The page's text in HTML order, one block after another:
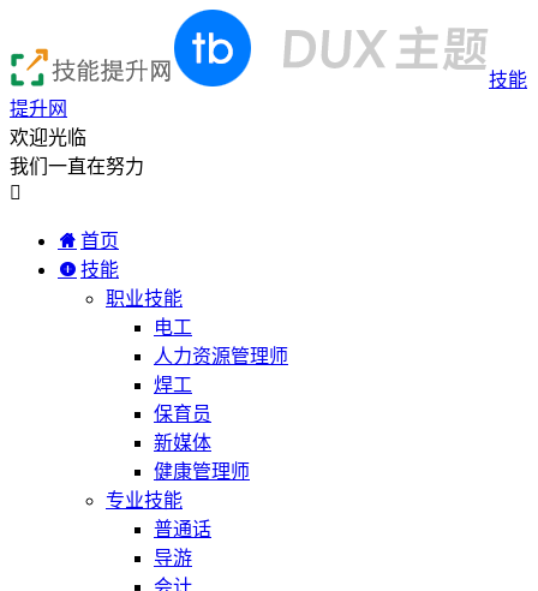
技能
提升网
欢迎光临
我们一直在努力

首页
技能
职业技能
电工
人力资源管理师
焊工
保育员
新媒体
健康管理师
专业技能
普通话
导游
会计